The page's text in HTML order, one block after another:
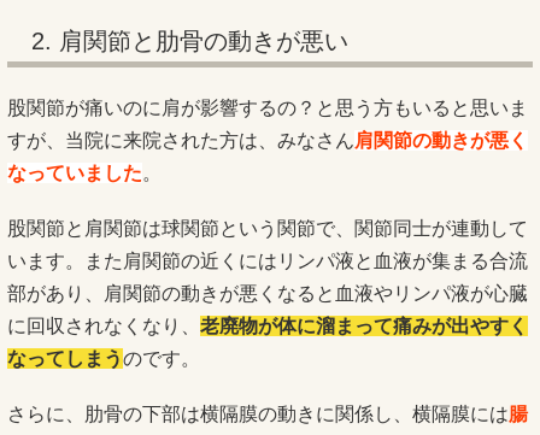
2. 肩関節と肋骨の動きが悪い
股関節が痛いのに肩が影響するの？と思う方もいると思いま
すが、当院に来院された方は、みなさん肩関節の動きが悪く
なっていました。
股関節と肩関節は球関節という関節で、関節同士が連動して
います。また肩関節の近くにはリンパ液と血液が集まる合流
部があり、肩関節の動きが悪くなると血液やリンパ液が心臓
に回収されなくなり、 老廃物が体に溜まって痛みが出やすく
なってしまうのです。
さらに、肋骨の下部は横隔膜の動きに関係し、横隔膜には腸